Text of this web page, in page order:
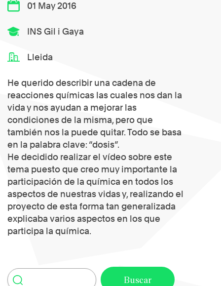
01 May 2016
INS Gil i Gaya
Lleida
He querido describir una cadena de
reacciones químicas las cuales nos dan la
vida y nos ayudan a mejorar las
condiciones de la misma, pero que
también nos la puede quitar. Todo se basa
en la palabra clave: “dosis”.
He decidido realizar el vídeo sobre este
tema puesto que creo muy importante la
participación de la química en todos los
aspectos de nuestras vidas y, realizando el
proyecto de esta forma tan generalizada
explicaba varios aspectos en los que
participa la química.